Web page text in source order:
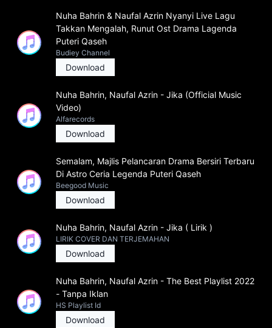
Nuha Bahrin & Naufal Azrin Nyanyi Live Lagu
Takkan Mengalah, Runut Ost Drama Lagenda
Puteri Qaseh
Budiey Channel
Download
Nuha Bahrin, Naufal Azrin - Jika (Official Music
Video)
Alfarecords
Download
Semalam, Majlis Pelancaran Drama Bersiri Terbaru
Di Astro Ceria Legenda Puteri Qaseh
Beegood Music
Download
Nuha Bahrin, Naufal Azrin - Jika ( Lirik )
LIRIK COVER DAN TERJEMAHAN
Download
Nuha Bahrin, Naufal Azrin - The Best Playlist 2022
- Tanpa Iklan
HS Playlist Id
Download